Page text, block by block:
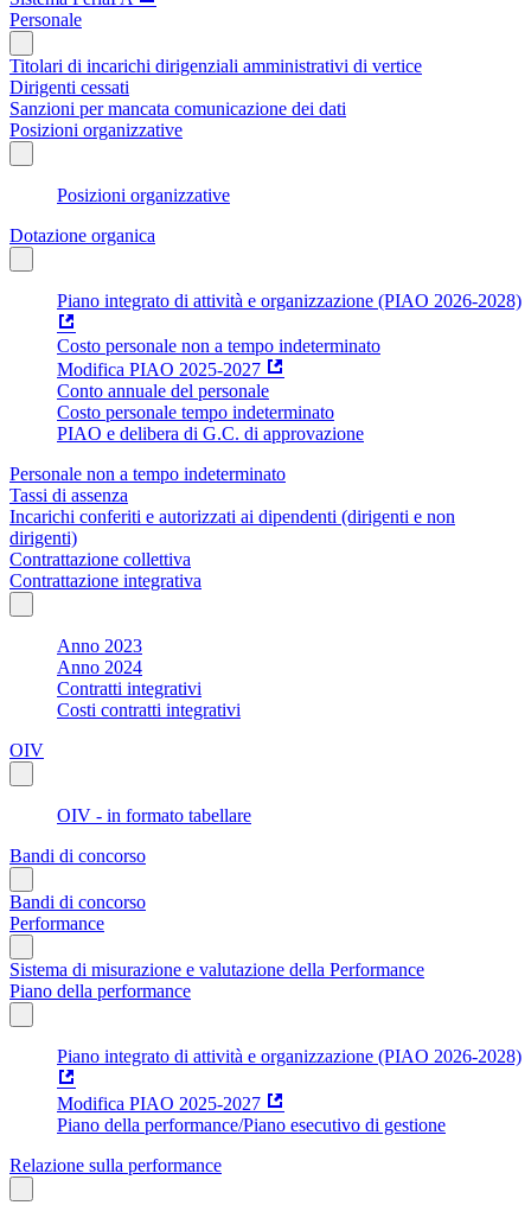
Personale
Titolari di incarichi dirigenziali amministrativi di vertice
Dirigenti cessati
Sanzioni per mancata comunicazione dei dati
Posizioni organizzative
Posizioni organizzative
Dotazione organica
Piano integrato di attività e organizzazione (PIAO 2026-2028)
Costo personale non a tempo indeterminato
Modifica PIAO 2025-2027
Conto annuale del personale
Costo personale tempo indeterminato
PIAO e delibera di G.C. di approvazione
Personale non a tempo indeterminato
Tassi di assenza
Incarichi conferiti e autorizzati ai dipendenti (dirigenti e non
dirigenti)
Contrattazione collettiva
Contrattazione integrativa
Anno 2023
Anno 2024
Contratti integrativi
Costi contratti integrativi
OIV
OIV - in formato tabellare
Bandi di concorso
Bandi di concorso
Performance
Sistema di misurazione e valutazione della Performance
Piano della performance
Piano integrato di attività e organizzazione (PIAO 2026-2028)
Modifica PIAO 2025-2027
Piano della performance/Piano esecutivo di gestione
Relazione sulla performance